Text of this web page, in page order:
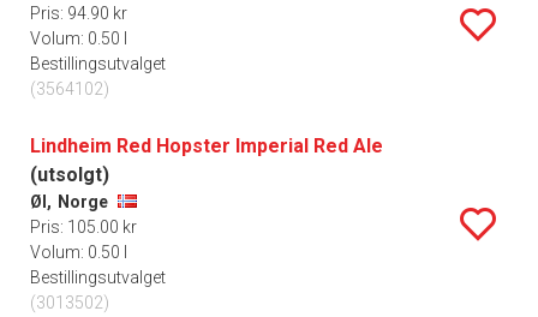
Pris: 94.90 kr
Volum: 0.50 l
Bestillingsutvalget
(3564102)
Lindheim Red Hopster Imperial Red Ale
(utsolgt)
Øl, Norge
Pris: 105.00 kr
Volum: 0.50 l
Bestillingsutvalget
(3013502)